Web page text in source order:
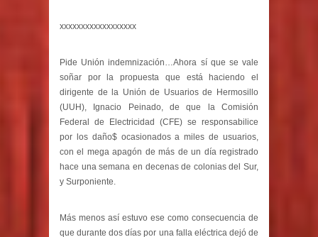
xxxxxxxxxxxxxxxxxx
Pide Unión indemnización…Ahora sí que se vale
soñar por la propuesta que está haciendo el
dirigente de la Unión de Usuarios de Hermosillo
(UUH), Ignacio Peinado, de que la Comisión
Federal de Electricidad (CFE) se responsabilice
por los daño$ ocasionados a miles de usuarios,
con el mega apagón de más de un día registrado
hace una semana en decenas de colonias del Sur,
y Surponiente.
Más menos así estuvo ese como consecuencia de
que durante dos días por una falla eléctrica dejó de